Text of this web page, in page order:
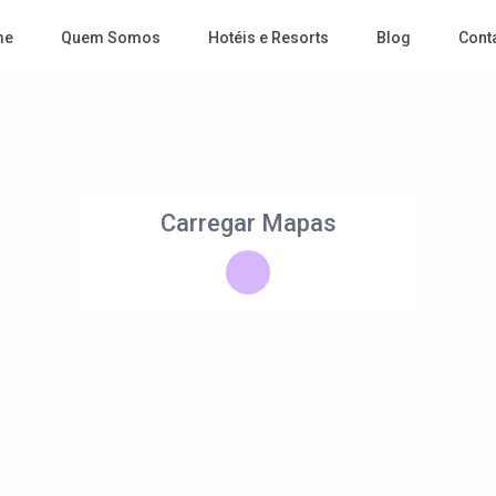
Quem Somos Hotéis e Resorts Blog
Carregar Mapas